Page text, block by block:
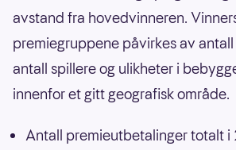
avstand fra hovedvinneren.
premiegruppene påvirkes av
antall spillere og ulikheter i
innenfor et gitt geografisk område.
Antall premieutbetalinger totalt